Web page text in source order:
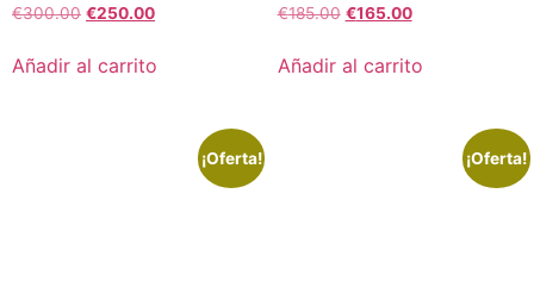
€300.00 €250.00
Añadir al carrito
€185.00 €165.00
Añadir al carrito
¡Oferta! ¡Oferta!